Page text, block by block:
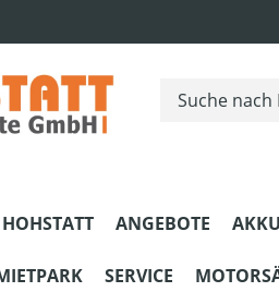
ANGEBOTE
SERVICE